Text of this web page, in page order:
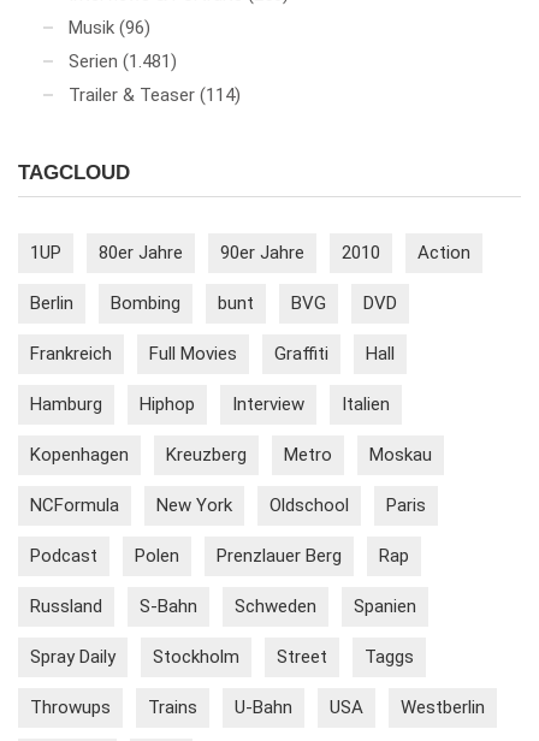
Musik (96)
Serien (1.481)
Trailer & Teaser (114)
TAGCLOUD
1UP 80er Jahre 90er Jahre 2010 Action
Berlin Bombing bunt BVG DVD
Frankreich Full Movies Graffiti Hall
Hamburg Hiphop Interview Italien
Kopenhagen Kreuzberg Metro Moskau
NCFormula New York Oldschool Paris
Podcast Polen Prenzlauer Berg Rap
Russland S-Bahn Schweden Spanien
Spray Daily Stockholm Street Taggs
Throwups Trains U-Bahn USA Westberlin